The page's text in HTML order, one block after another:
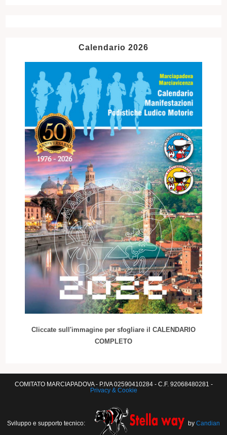
Calendario 2026
Cliccate sull'immagine per sfogliare il CALENDARIO
COMPLETO
COMITATO MARCIAPADOVA - P.IVA 02590410284 - C.F. 92068480281 -
Privacy & Cookie
Sviluppo e supporto tecnico: by Candian